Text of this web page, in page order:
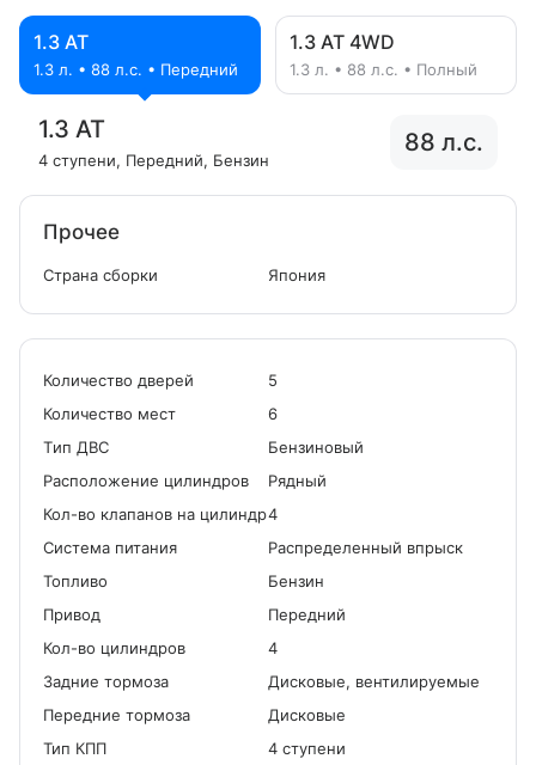
1.3 AT
1.3 л. • 88 л.с. • Передний
1.3 AT 4WD
1.3 л. • 88 л.с. • Полный
1.3 AT
4 ступени, Передний, Бензин
88 л.с.
Прочее
Страна сборки Япония
Количество дверей
5
Количество мест
6
Tип ДВС
Бензиновый
Расположение цилиндров
Рядный
Кол-во клапанов на цилиндр4
Система питания
Распределенный впрыск
Топливо
Бензин
Привод
Передний
Кол-во цилиндров
4
Задние тормоза
Дисковые, вентилируемые
Передние тормоза
Дисковые
Тип КПП
4 ступени